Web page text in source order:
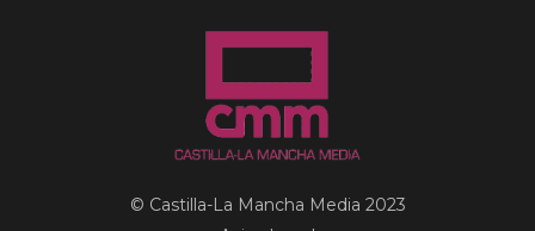
© Castilla-La Mancha Media 2023